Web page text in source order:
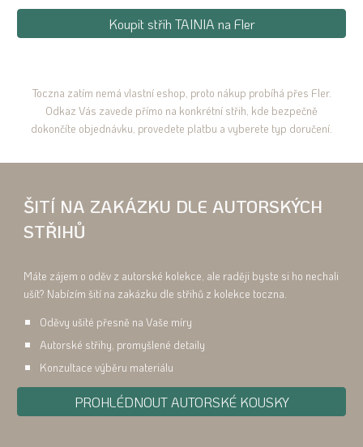
Koupit střih TAINIA na Fler
Toczna zatím nemá vlastní eshop, proto nákup probíhá přes Fler.
Odkaz Vás zavede přímo na konkrétní střih, kde bezpečně
dokončíte objednávku, provedete platbu a vyberete typ doručení.
ŠITÍ NA ZAKÁZKU DLE AUTORSKÝCH
STŘIHŮ
Máte zájem o oděv z autorské kolekce, ale raději byste si ho nechali
ušít? Nabízím šití na zakázku dle střihů z kolekce toczna.
Oděvy ušité přesně na Vaše míry
Autorské střihy, promyšlené detaily
Konzultace výběru materiálu
PROHLÉDNOUT AUTORSKÉ KOUSKY